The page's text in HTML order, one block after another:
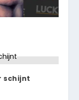
schijnt